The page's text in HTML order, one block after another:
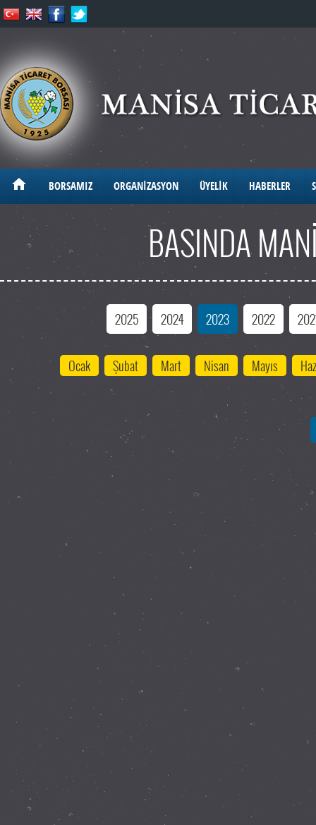
BORSAMIZ ORGANİZASYON ÜYELİK HABERLER
BASINDA
2025 2024 2023 2022
Ocak Şubat Mart Nisan Mayıs